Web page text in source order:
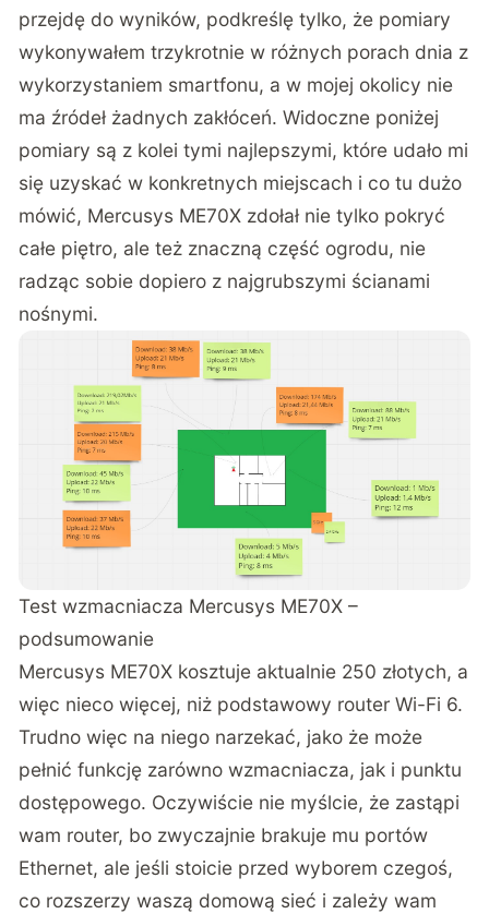
przejdę do wyników, podkreślę tylko, że pomiary
wykonywałem trzykrotnie w różnych porach dnia z
wykorzystaniem smartfonu, a w mojej okolicy nie
ma źródeł żadnych zakłóceń. Widoczne poniżej
pomiary są z kolei tymi najlepszymi, które udało mi
się uzyskać w konkretnych miejscach i co tu dużo
mówić, Mercusys ME70X zdołał nie tylko pokryć
całe piętro, ale też znaczną część ogrodu, nie
radząc sobie dopiero z najgrubszymi ścianami
nośnymi.
Test wzmacniacza Mercusys ME70X –
podsumowanie
Mercusys ME70X kosztuje aktualnie 250 złotych, a
więc nieco więcej, niż podstawowy router Wi-Fi 6.
Trudno więc na niego narzekać, jako że może
pełnić funkcję zarówno wzmacniacza, jak i punktu
dostępowego. Oczywiście nie myślcie, że zastąpi
wam router, bo zwyczajnie brakuje mu portów
Ethernet, ale jeśli stoicie przed wyborem czegoś,
co rozszerzy waszą domową sieć i zależy wam